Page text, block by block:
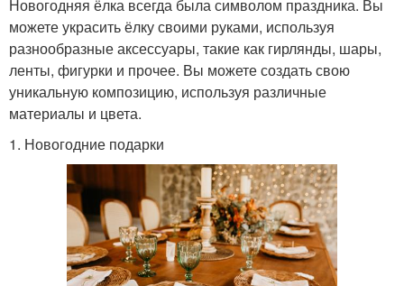
Новогодняя ёлка всегда была символом праздника. Вы
можете украсить ёлку своими руками, используя
разнообразные аксессуары, такие как гирлянды, шары,
ленты, фигурки и прочее. Вы можете создать свою
уникальную композицию, используя различные
материалы и цвета.
1. Новогодние подарки